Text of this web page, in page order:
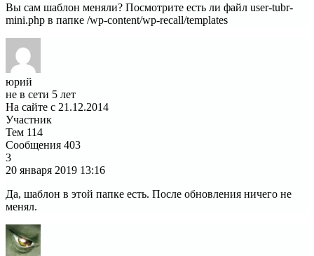
Вы сам шаблон меняли? Посмотрите есть ли файл user-tubr-
mini.php в папке /wp-content/wp-recall/templates
юрий
не в сети 5 лет
На сайте с 21.12.2014
Участник
Тем 114
Сообщения 403
3
20 января 2019 13:16
Да, шаблон в этой папке есть. После обновления ничего не
менял.